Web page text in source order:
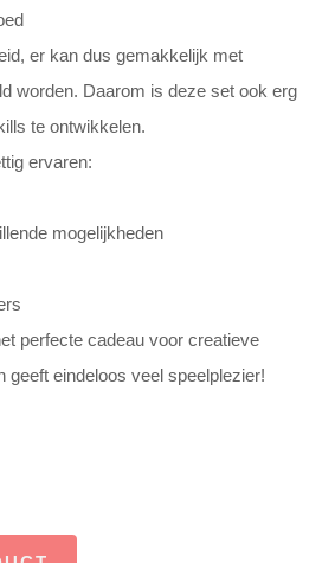
er kan dus gemakkelijk met
worden. Daarom is deze set ook erg
te ontwikkelen.
ervaren:
mogelijkheden
perfecte cadeau voor creatieve
geeft eindeloos veel speelplezier!